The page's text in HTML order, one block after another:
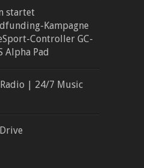
startet
Kampagne
Controller GC-
Alpha Pad
| 24/7 Music